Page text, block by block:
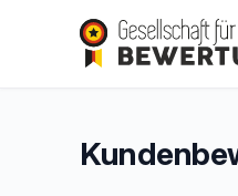
Swiss Botanic
Gesamtbewertung:
9,8/10(1